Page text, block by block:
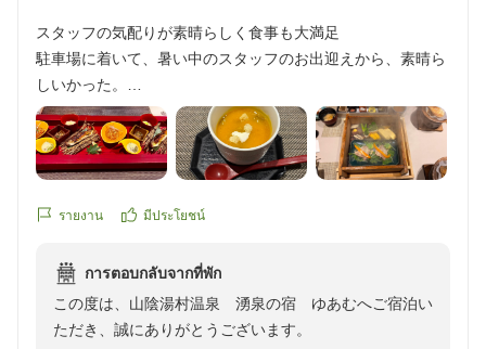
しみいただけたようで何よりでございます。
チェックアウト後には湯村温泉の散策も満喫されたとの
こと、当館を拠点に旅のひとときをゆったりとお過ごし
いただけたようで大変光栄です。
今回いただきました温かいお言葉は、今後のサービス向
上の励みとさせていただきます。
客様のまたのお帰りを心よりお待ち申し上げておりま
す。
ご丁寧なお便り及び素敵な画像掲載も併せて感謝申し上
スタッフの気配りが素晴らしく食事も大満足
駐車場に着いて、暑い中のスタッフのお出迎えから、素晴ら
しいかった。
ロケーションは、うーん、あまり...
温泉もマッサージ機も堪能しました。
夕食のかぼちゃの茶碗蒸しも、美味しかった。
料理を持って来てくれました。
になりました。
月1旅行していますが、色んなホテルがありますが、こちら
は、気配りが素晴らしいと思います。
รายงาน มีประโยชน์
การตอบกลับจากที่พัก
この度は、山陰湯村温泉 湧泉の宿 ゆあむへご宿泊い
ただき、誠にありがとうございます。